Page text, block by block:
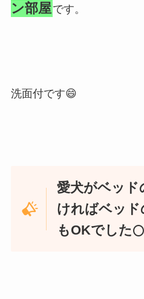
ン部屋です。
洗面付です😄
愛犬がベッド
ければベッ
もOKでした ⭕️